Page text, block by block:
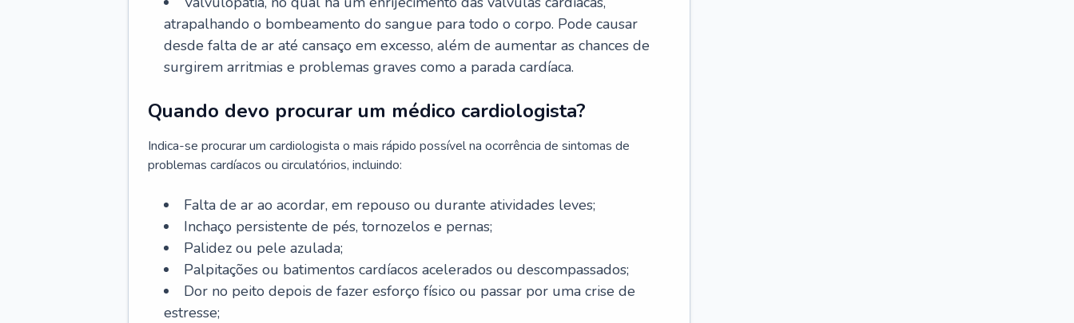
atrapalhando o bombeamento do sangue para todo o corpo. Pode causar
desde falta de ar até cansaço em excesso, além de aumentar as chances de
surgirem arritmias e problemas graves como a parada cardíaca.
Quando devo procurar um médico cardiologista?
Indica-se procurar um cardiologista o mais rápido possível na ocorrência de sintomas de
problemas cardíacos ou circulatórios, incluindo:
Falta de ar ao acordar, em repouso ou durante atividades leves;
Inchaço persistente de pés, tornozelos e pernas;
Palidez ou pele azulada;
Palpitações ou batimentos cardíacos acelerados ou descompassados;
Dor no peito depois de fazer esforço físico ou passar por uma crise de
estresse;